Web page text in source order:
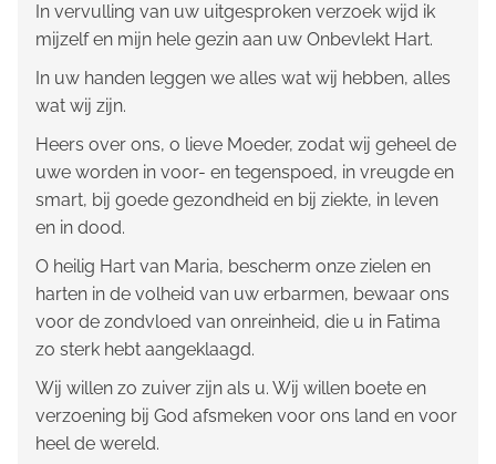
In vervulling van uw uitgesproken verzoek wijd ik
mijzelf en mijn hele gezin aan uw Onbevlekt Hart.
In uw handen leggen we alles wat wij hebben, alles
wat wij zijn.
Heers over ons, o lieve Moeder, zodat wij geheel de
uwe worden in voor- en tegenspoed, in vreugde en
smart, bij goede gezondheid en bij ziekte, in leven
en in dood.
O heilig Hart van Maria, bescherm onze zielen en
harten in de volheid van uw erbarmen, bewaar ons
voor de zondvloed van onreinheid, die u in Fatima
zo sterk hebt aangeklaagd.
Wij willen zo zuiver zijn als u. Wij willen boete en
verzoening bij God afsmeken voor ons land en voor
heel de wereld.